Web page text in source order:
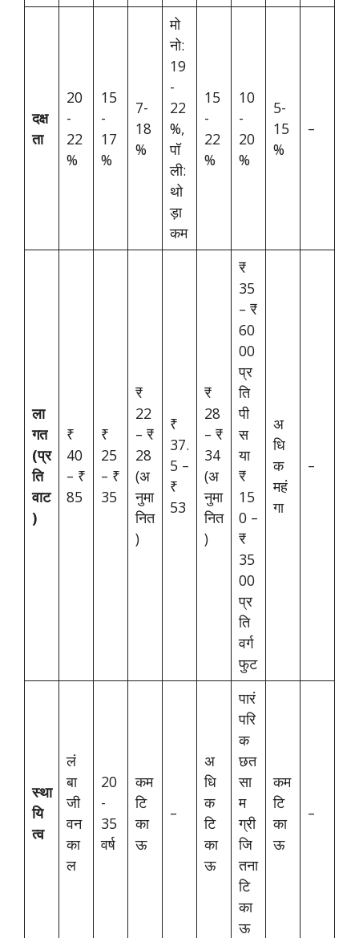
दक्ष
ता
20
-
22
%
15
-
17
%
7-
18
%
मो
नो:
19
-
22
%,
पॉ
ली:
थो
ड़ा
कम
15
-
22
%
10
-
20
%
5-
15
%
–
ला
गत
(प्र
ति
वाट
)
₹
40
– ₹
85
₹
25
– ₹
35
₹
22
– ₹
28
(अ
नुमा
नित
)
₹
37.
5 –
₹
53
₹
28
– ₹
34
(अ
नुमा
नित
)
₹
35
– ₹
60
00
प्र
ति
पी
स
या
₹
15
0 –
₹
35
00
प्र
ति
वर्ग
फुट
अ
धि
क
महं
गा
–
स्था
यि
त्व
लं
बा
जी
वन
का
ल
20
-
35
वर्ष
कम
टि
का
ऊ
–
अ
धि
क
टि
का
ऊ
पारं
परि
क
छत
सा
म
ग्री
जि
तना
टि
का
ऊ
कम
टि
का
ऊ
–